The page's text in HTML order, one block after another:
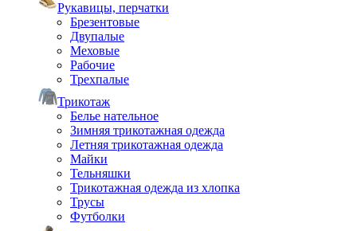
Рукавицы, перчатки
Брезентовые
Двупалые
Меховые
Рабочие
Трехпалые
Трикотаж
Белье нательное
Зимняя трикотажная одежда
Летняя трикотажная одежда
Майки
Тельняшки
Трикотажная одежда из хлопка
Трусы
Футболки